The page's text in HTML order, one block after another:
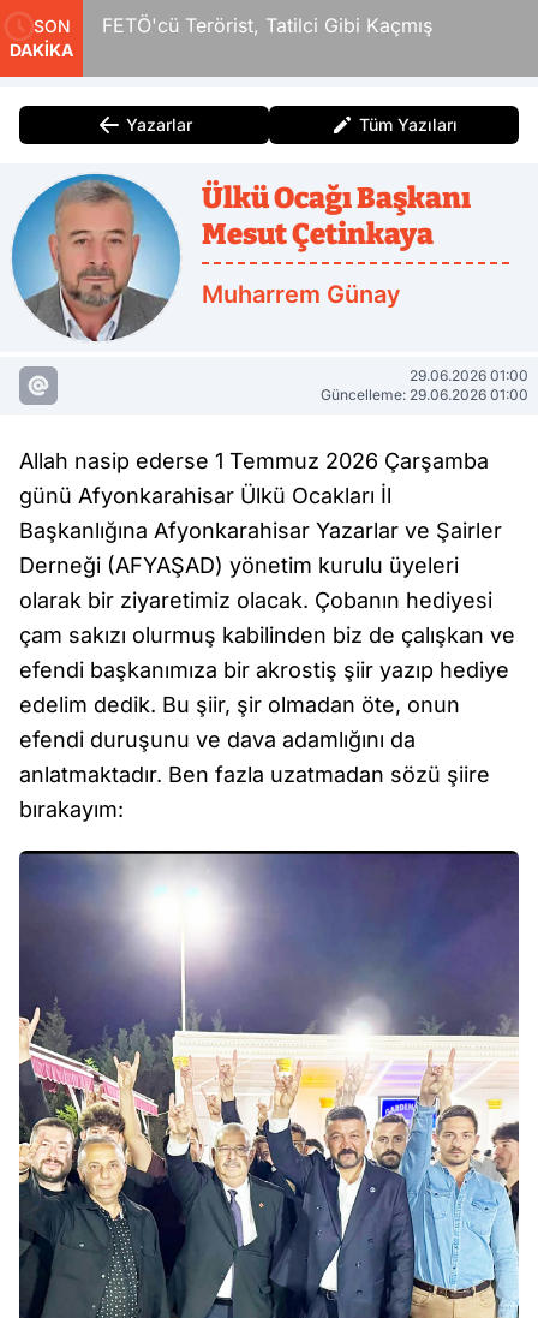
SON
DAKİKA
FETÖ'cü Terörist, Tatilci Gibi Kaçmış
Yazarlar Tüm Yazıları
Ülkü Ocağı Başkanı
Mesut Çetinkaya
Muharrem Günay
29.06.2026 01:00
Güncelleme: 29.06.2026 01:00
Allah nasip ederse 1 Temmuz 2026 Çarşamba
günü Afyonkarahisar Ülkü Ocakları İl
Başkanlığına Afyonkarahisar Yazarlar ve Şairler
Derneği (AFYAŞAD) yönetim kurulu üyeleri
olarak bir ziyaretimiz olacak. Çobanın hediyesi
çam sakızı olurmuş kabilinden biz de çalışkan ve
efendi başkanımıza bir akrostiş şiir yazıp hediye
edelim dedik. Bu şiir, şir olmadan öte, onun
efendi duruşunu ve dava adamlığını da
anlatmaktadır. Ben fazla uzatmadan sözü şiire
bırakayım: